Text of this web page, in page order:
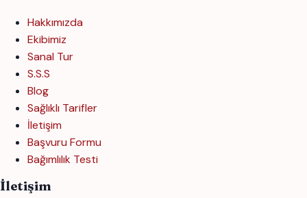
Hakkımızda
Ekibimiz
Sanal Tur
S.S.S
Blog
Sağlıklı Tarifler
İletişim
Başvuru Formu
Bağımlılık Testi
İletişim